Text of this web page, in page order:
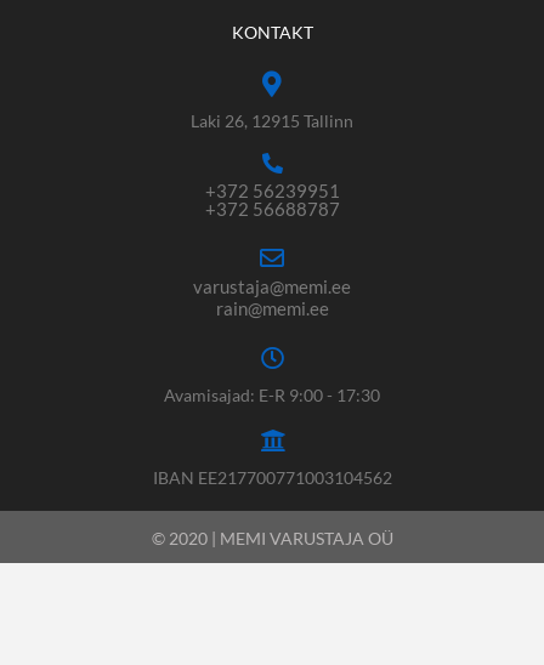
KONTAKT
Laki 26, 12915 Tallinn
+372 56239951
+372 56688787
varustaja@memi.ee
rain@memi.ee
Avamisajad: E-R 9:00 - 17:30
IBAN EE217700771003104562
© 2020 | MEMI VARUSTAJA OÜ